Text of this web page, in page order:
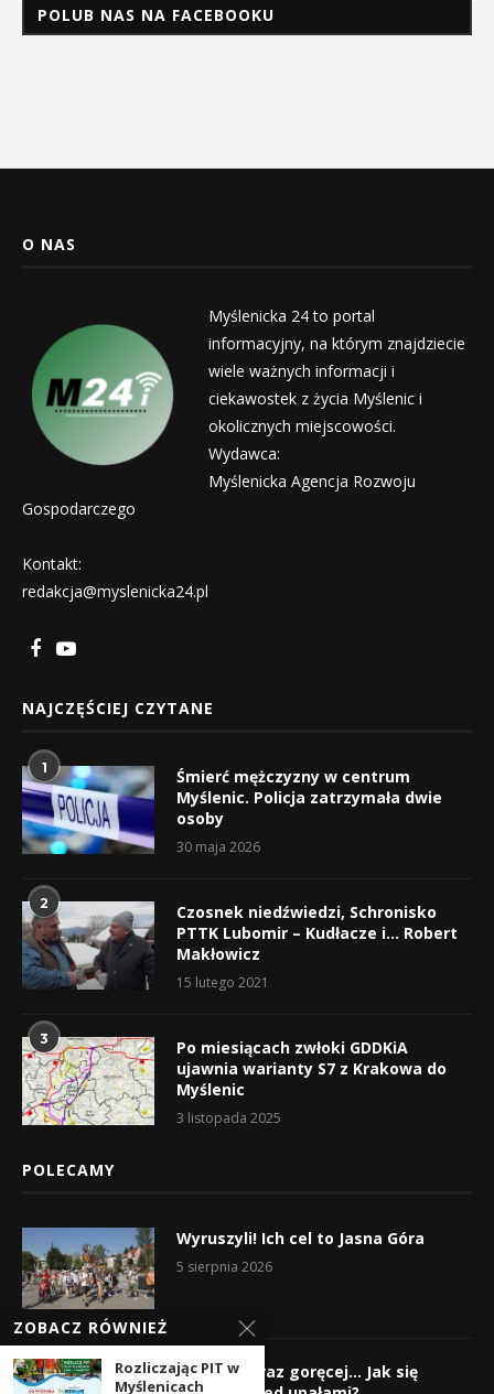
POLUB NAS NA FACEBOOKU
O NAS
Myślenicka 24 to portal
informacyjny, na którym znajdziecie
wiele ważnych informacji i
ciekawostek z życia Myślenic i
okolicznych miejscowości.
Wydawca:
Myślenicka Agencja Rozwoju
Gospodarczego
Kontakt:
redakcja@myslenicka24.pl
NAJCZĘŚCIEJ CZYTANE
1
Śmierć mężczyzny w centrum
Myślenic. Policja zatrzymała dwie
osoby
30 maja 2026
2
Czosnek niedźwiedzi, Schronisko
PTTK Lubomir – Kudłacze i… Robert
Makłowicz
15 lutego 2021
3
Po miesiącach zwłoki GDDKiA
ujawnia warianty S7 z Krakowa do
Myślenic
3 listopada 2025
POLECAMY
Wyruszyli! Ich cel to Jasna Góra
5 sierpnia 2026
Gorąco, coraz goręcej… Jak się
ZOBACZ RÓWNIEŻ
Rozliczając PIT w
Myślenicach